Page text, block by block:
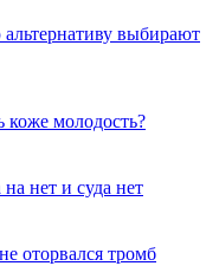
выбирают
молодость?
нет и суда нет
оторвался тромб